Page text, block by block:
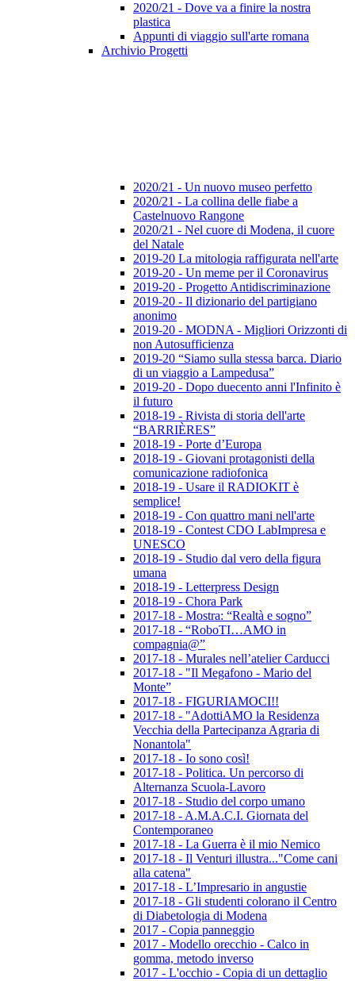
2020/21 - Dove va a finire la nostra
plastica
Appunti di viaggio sull'arte romana
Archivio Progetti
2020/21 - Un nuovo museo perfetto
2020/21 - La collina delle fiabe a
Castelnuovo Rangone
2020/21 - Nel cuore di Modena, il cuore
del Natale
2019-20 La mitologia raffigurata nell'arte
2019-20 - Un meme per il Coronavirus
2019-20 - Progetto Antidiscriminazione
2019-20 - Il dizionario del partigiano
anonimo
2019-20 - MODNA - Migliori Orizzonti di
non Autosufficienza
2019-20 “Siamo sulla stessa barca. Diario
di un viaggio a Lampedusa”
2019-20 - Dopo duecento anni l'Infinito è
il futuro
2018-19 - Rivista di storia dell'arte
“BARRIÈRES”
2018-19 - Porte d’Europa
2018-19 - Giovani protagonisti della
comunicazione radiofonica
2018-19 - Usare il RADIOKIT è
semplice!
2018-19 - Con quattro mani nell'arte
2018-19 - Contest CDO LabImpresa e
UNESCO
2018-19 - Studio dal vero della figura
umana
2018-19 - Letterpress Design
2018-19 - Chora Park
2017-18 - Mostra: “Realtà e sogno”
2017-18 - “RoboTI…AMO in
compagnia@”
2017-18 - Murales nell’atelier Carducci
2017-18 - "Il Megafono - Mario del
Monte”
2017-18 - FIGURIAMOCI!!
2017-18 - "AdottiAMO la Residenza
Vecchia della Partecipanza Agraria di
Nonantola"
2017-18 - Io sono così!
2017-18 - Politica. Un percorso di
Alternanza Scuola-Lavoro
2017-18 - Studio del corpo umano
2017-18 - A.M.A.C.I. Giornata del
Contemporaneo
2017-18 - La Guerra è il mio Nemico
2017-18 - Il Venturi illustra..."Come cani
alla catena"
2017-18 - L’Impresario in angustie
2017-18 - Gli studenti colorano il Centro
di Diabetologia di Modena
2017 - Copia panneggio
2017 - Modello orecchio - Calco in
gomma, metodo inverso
2017 - L'occhio - Copia di un dettaglio